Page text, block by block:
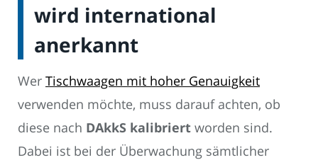
wird international
anerkannt
Wer Tischwaagen mit hoher Genauigkeit
verwenden möchte, muss darauf achten, ob
diese nach DAkkS kalibriert worden sind.
Dabei ist bei der Überwachung sämtlicher